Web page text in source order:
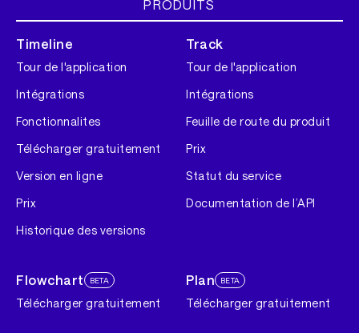
PRODUITS
Timeline
Tour de l'application
Intégrations
Fonctionnalites
Télécharger gratuitement
Version en ligne
Prix
Historique des versions
Track
Tour de l'application
Intégrations
Feuille de route du produit
Prix
Statut du service
Documentation de l’API
Flowchart BETA
Télécharger gratuitement
Plan BETA
Télécharger gratuitement